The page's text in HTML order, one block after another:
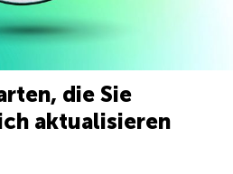
die Sie
aktualisieren